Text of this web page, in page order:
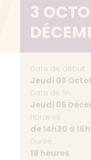
3
Date de début
Jeudi 03
Date de fin
Jeudi 05
Horaires
de 14h30 à
Durée
18 heures